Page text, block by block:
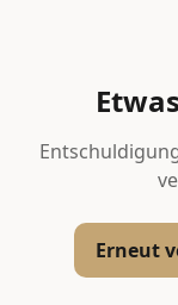
Erneut